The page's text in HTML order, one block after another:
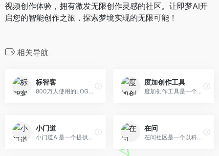
视频创作体验，拥有激发无限创作灵感的社区。让即梦AI开
启您的智能创作之旅，探索梦境实现的无限可能！
相关导航
标智客
800万人使用的LOGO免费设计在线生成网站!标智客使用AIGC技术为品牌在线生成logo,智能化生成公司logo设计,商标设计,标志设计及企业VI设计. 标志客可1分钟生成个性化logo设计和VI设计，源文件可下载!
度加创作工具
度加创作工具是一个百度出品的、人人可用的AIGC创作平台。度加致力于通过AI能力降低内容生成门槛，提升创作效率，一站式聚合百度AIGC能力，引领跨时代的内容生产方式。度加的主要功能包括AI成片（图文成片/文字成片）、AI数字人等。自2022年3月百家号开放内测以来，一年时间共计超过45万+百度创作者使用AIGC技术能力，创作700万篇+作品，百度累计分发量超过200亿+。
小门道
小门道AI是一个提供AI服务的网站，Midjourney绘画，抠图，去除水印，魔法抹除，图片变清，无损放大，SVG矢量图等服务
在问
在问社区是一个以科技普及为使命的免费开源社区，致力于为广大用户提供世界知识和专业服务。在问社区集成了众多优秀的大语言模型，用户可以轻松地获取和使用这些模型实现自然语言处理、智能问答、文本创作等多种功能。此外，我们还支持AI作画、文档分析、在线检索和思维导图等功能，帮助用户更高效地获取和处理信息。在问社区秉持开放、共享的精神，欢迎广大用户加入我们，共同探索科技的魅力。